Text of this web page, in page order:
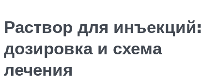
Раствор для инъекций:
дозировка и схема
лечения